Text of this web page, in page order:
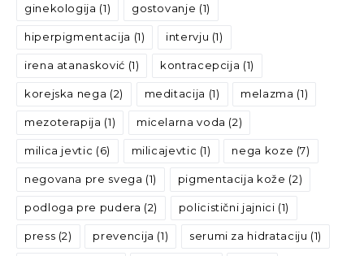
ginekologija (1) gostovanje (1)
hiperpigmentacija (1) intervju (1)
irena atanasković (1) kontracepcija (1)
korejska nega (2) meditacija (1) melazma (1)
mezoterapija (1) micelarna voda (2)
milica jevtic (6) milicajevtic (1) nega koze (7)
negovana pre svega (1) pigmentacija kože (2)
podloga pre pudera (2) policistični jajnici (1)
press (2) prevencija (1) serumi za hidrataciju (1)